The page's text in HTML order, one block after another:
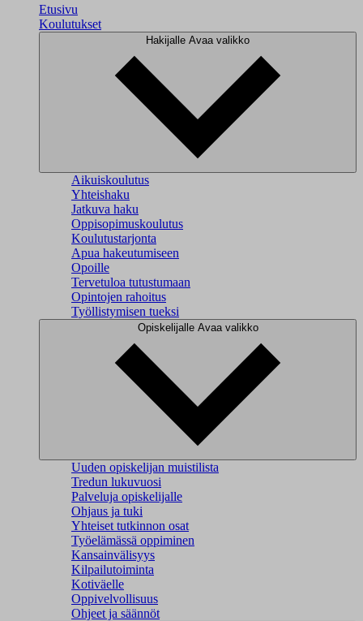
Etusivu
Koulutukset
Hakijalle Avaa valikko
Aikuiskoulutus
Yhteishaku
Jatkuva haku
Oppisopimuskoulutus
Koulutustarjonta
Apua hakeutumiseen
Opoille
Tervetuloa tutustumaan
Opintojen rahoitus
Työllistymisen tueksi
Opiskelijalle Avaa valikko
Uuden opiskelijan muistilista
Tredun lukuvuosi
Palveluja opiskelijalle
Ohjaus ja tuki
Yhteiset tutkinnon osat
Työelämässä oppiminen
Kansainvälisyys
Kilpailutoiminta
Kotiväelle
Oppivelvollisuus
Ohjeet ja säännöt